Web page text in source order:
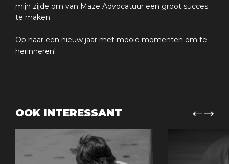
mijn zijde om van Maze Advocatuur een groot succes
te maken.
Op naar een nieuw jaar met mooie momenten om te
herinneren!
OOK INTERESSANT